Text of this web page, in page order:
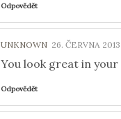
Odpovědět
UNKNOWN 26. ČERVNA
You look great in your
Odpovědět